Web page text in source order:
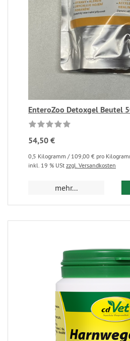
EnteroZoo Detoxgel Beutel
54,50 €
0,5 Kilogramm / 109,00 € pro
inkl. 19 % USt zzgl. Versandkosten
mehr...